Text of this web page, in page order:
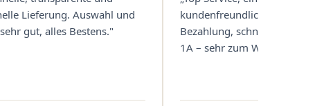
Lieferung. Auswahl und
gut, alles Bestens."
kundenfreundliche Abwicklung
Bezahlung, schnelle Lieferung.
1A – sehr zum